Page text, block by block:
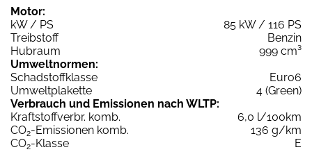
Motor:
kW / PS
85 kW / 116 PS
Treibstoff
Benzin
Hubraum
999 cm³
Umweltnormen:
Schadstoffklasse
Euro6
Umweltplakette
4 (Green)
Verbrauch und Emissionen nach WLTP:
Kraftstoffverbr. komb.
6,0 l/100km
CO2-Emissionen komb.
136 g/km
CO2-Klasse
E